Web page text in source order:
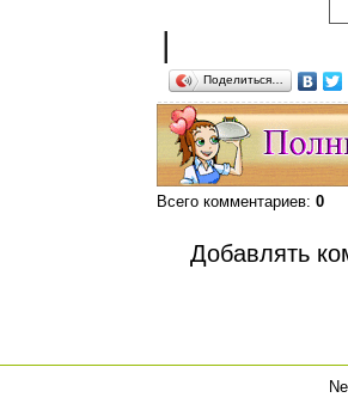
|
Поделиться…
Всего комментариев: 0
Добавлять